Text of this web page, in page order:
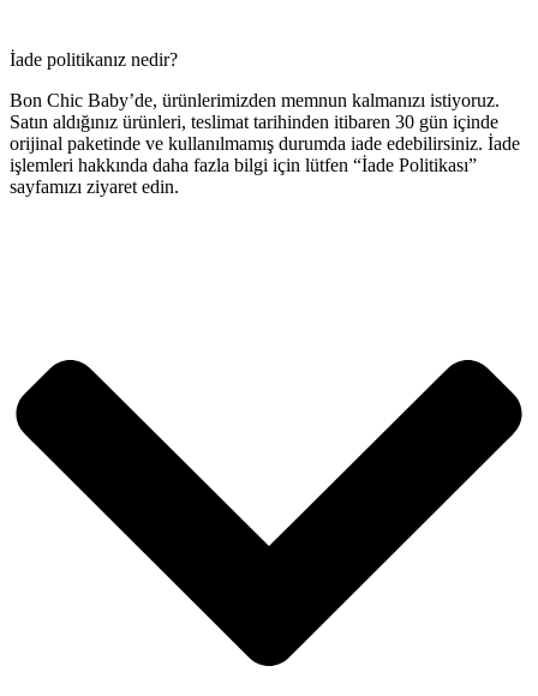
İade politikanız nedir?
Bon Chic Baby’de, ürünlerimizden memnun kalmanızı istiyoruz.
Satın aldığınız ürünleri, teslimat tarihinden itibaren 30 gün içinde
orijinal paketinde ve kullanılmamış durumda iade edebilirsiniz. İade
işlemleri hakkında daha fazla bilgi için lütfen “İade Politikası”
sayfamızı ziyaret edin.